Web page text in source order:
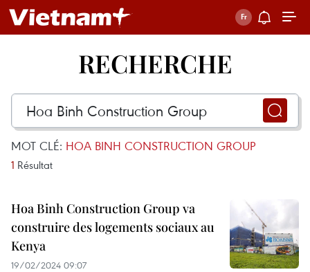
RECHERCHE
MOT CLÉ: HOA BINH CONSTRUCTION GROUP
1 Résultat
Hoa Binh Construction Group va
construire des logements sociaux au
Kenya
19/02/2024 09:07